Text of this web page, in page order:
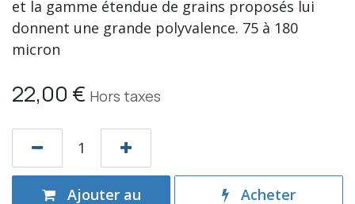
et la gamme étendue de grains proposés lui
donnent une grande polyvalence. 75 à 180
micron
22,00 € Hors taxes
Ajouter au Acheter